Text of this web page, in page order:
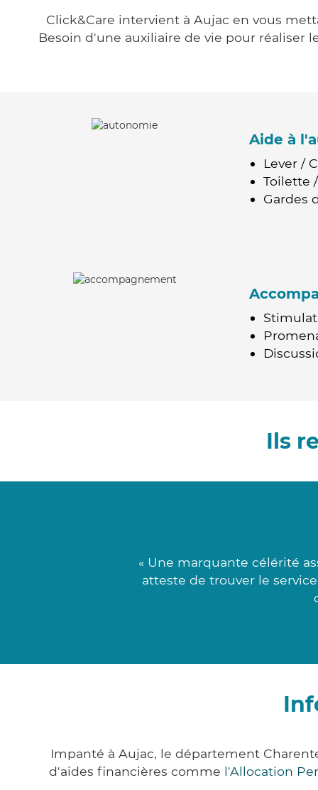
Click&Care intervient à Aujac en vous
Besoin d'une auxiliaire de vie pour réaliser
Aide à
Lever /
Toilette
Gardes
Ils
« Une marquante célérité
atteste de trouver le
Impanté à Aujac, le département
d'aides financières comme l'Allocation